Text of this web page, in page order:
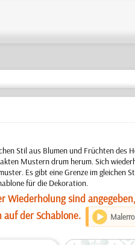
Stil aus Blumen und Früchten des
Mustern drum herum. Sich
Es gibt eine Grenze im gleichen
für die Dekoration.
Wiederholung sind
der Schablone.